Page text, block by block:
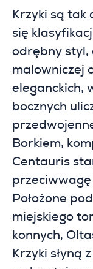
Krzyki są tak
się
odrębny styl,
malowniczej
eleganckich,
bocznych
Borkiem,
Centauris
Położone
miejskiego
konnych,
Krzyki słyną